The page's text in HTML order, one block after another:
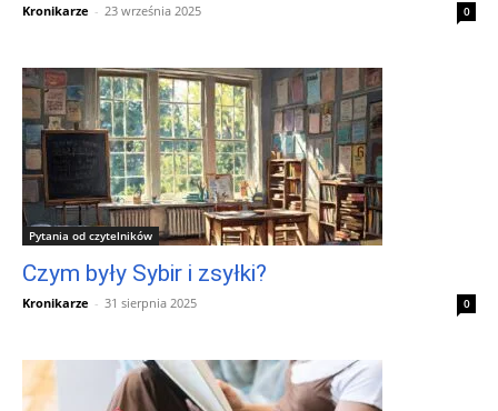
Kronikarze - 23 września 2025 0
Pytania od czytelników
Czym były Sybir i zsyłki?
Kronikarze - 31 sierpnia 2025 0